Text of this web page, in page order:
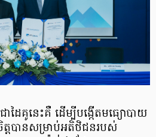
ៃគូនេះគឺ ដើម្បីបង្កើតមធ្យោបាយ
បាន​សម្រាប់អតិថិជនរបស់